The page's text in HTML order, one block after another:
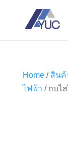
Home/ สินค้
ไฟฟ้า / กบไ